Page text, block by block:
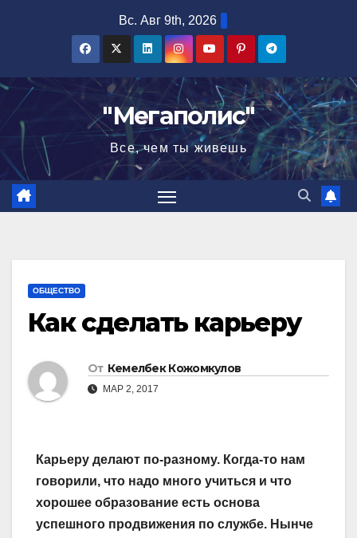
Вс. Авг 9th, 2026
"Мегаполис"
Все, чем ты живешь
ОБЩЕСТВО
Как сделать карьеру
От Кемелбек Кожомкулов
МАР 2, 2017
Карьеру делают по-разному. Когда-то нам
говорили, что надо много учиться и что
хорошее образование есть основа
успешного продвижения по службе. Нынче